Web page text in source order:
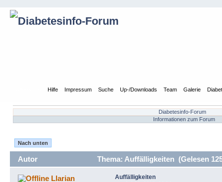
Hilfe Impressum Suche Up-/Downloads Team Galerie
Diabetesinfo-Forum
Informationen zum Forum
Nach unten
Autor Thema: Auffälligkeiten (Gelesen
Llarian Auffälligkeiten